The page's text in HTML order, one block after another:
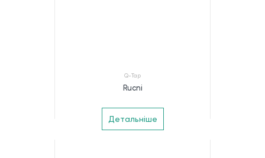
Q-Tap
Rucni
Детальніше